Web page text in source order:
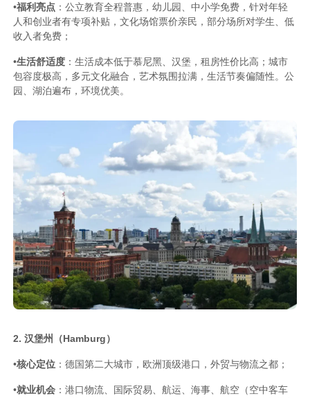
•福利亮点 ：公立教育全程普惠，幼儿园、中小学免费，针对年轻
人和创业者有专项补贴，文化场馆票价亲民，部分场所对学生、低
收入者免费；
•生活舒适度 ：生活成本低于慕尼黑、汉堡，租房性价比高；城市
包容度极高，多元文化融合，艺术氛围拉满，生活节奏偏随性。公
园、湖泊遍布，环境优美。
2. 汉堡州（Hamburg）
•核心定位 ：德国第二大城市，欧洲顶级港口，外贸与物流之都；
•就业机会 ：港口物流、国际贸易、航运、海事、航空（空中客车